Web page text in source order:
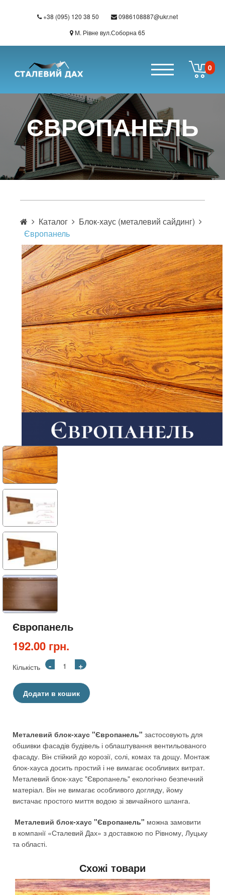
Перейти до основного вмісту
+38 (095) 120 38 50
0986108887@ukr.net
М. Рівне вул.Соборна 65
0
ЄВРОПАНЕЛЬ
Каталог
Блок-хаус (металевий сайдинг)
Європанель
Європанель
192.00 грн.
Кількість - +
Додати в кошик
Металевий блок-хаус "Європанель" застосовують для
обшивки фасадів будівель і облаштування вентильованого
фасаду. Він стійкий до корозії, солі, комах та дощу. Монтаж
блок-хауса досить простий і не вимагає особливих витрат.
Металевий блок-хаус "Європанель" екологічно безпечний
матеріал. Він не вимагає особливого догляду, йому
вистачає простого миття водою зі звичайного шланга.
Металевий блок-хаус "Європанель" можна замовити
в компанії «Сталевий Дах» з доставкою по Рівному, Луцьку
та області.
Схожі товари